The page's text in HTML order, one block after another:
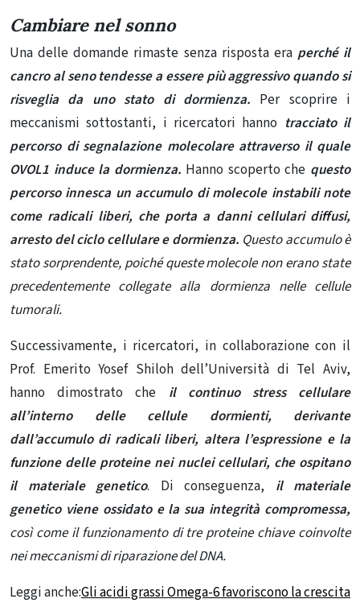
Cambiare nel sonno
Una delle domande rimaste senza risposta era perché il
cancro al seno tendesse a essere più aggressivo quando si
risveglia da uno stato di dormienza. Per scoprire i
meccanismi sottostanti, i ricercatori hanno tracciato il
percorso di segnalazione molecolare attraverso il quale
OVOL1 induce la dormienza. Hanno scoperto che questo
percorso innesca un accumulo di molecole instabili note
come radicali liberi, che porta a danni cellulari diffusi,
arresto del ciclo cellulare e dormienza. Questo accumulo è
stato sorprendente, poiché queste molecole non erano state
precedentemente collegate alla dormienza nelle cellule
tumorali.
Successivamente, i ricercatori, in collaborazione con il
Prof. Emerito Yosef Shiloh dell’Università di Tel Aviv,
hanno dimostrato che il continuo stress cellulare
all’interno delle cellule dormienti, derivante
dall’accumulo di radicali liberi, altera l’espressione e la
funzione delle proteine ​​nei nuclei cellulari, che ospitano
il materiale genetico. Di conseguenza, il materiale
genetico viene ossidato e la sua integrità compromessa,
così come il funzionamento di tre proteine ​​chiave coinvolte
nei meccanismi di riparazione del DNA.
Leggi anche:Gli acidi grassi Omega-6 favoriscono la crescita